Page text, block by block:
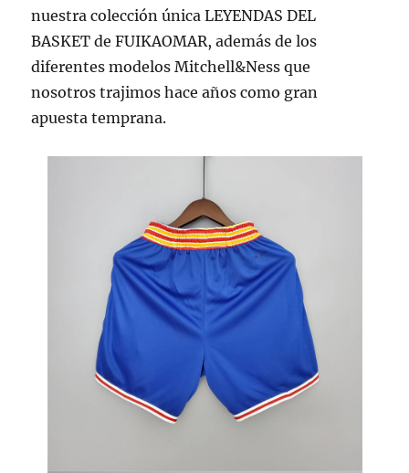
nuestra colección única LEYENDAS DEL
BASKET de FUIKAOMAR, además de los
diferentes modelos Mitchell&Ness que
nosotros trajimos hace años como gran
apuesta temprana.